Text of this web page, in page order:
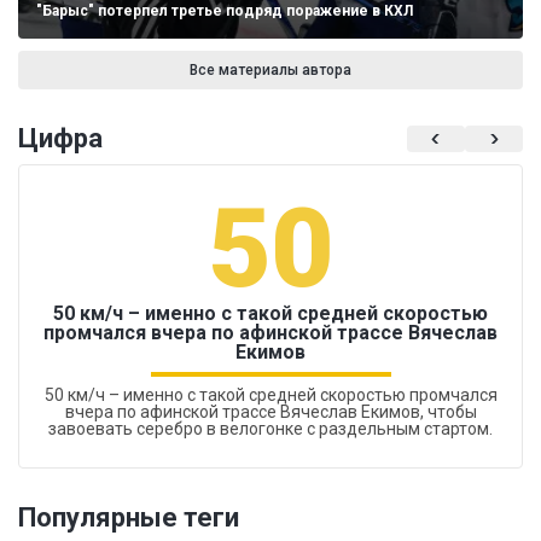
"Барыс" потерпел третье подряд поражение в КХЛ
Все материалы автора
Цифра
50
50 км/ч – именно с такой средней скоростью
промчался вчера по афинской трассе Вячеслав
Екимов
50 км/ч – именно с такой средней скоростью промчался
вчера по афинской трассе Вячеслав Екимов, чтобы
завоевать серебро в велогонке с раздельным стартом.
Популярные теги